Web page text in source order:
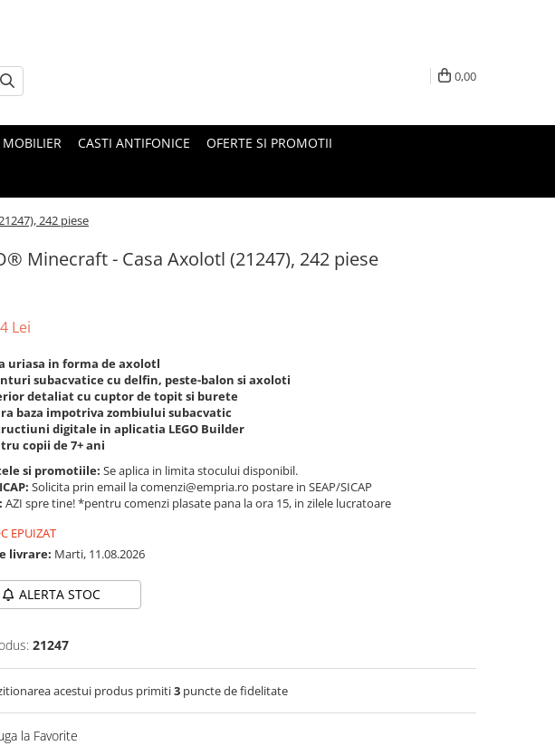
0,00
MOBILIER CASTI ANTIFONICE OFERTE SI PROMOTII
242 piese
Minecraft - Casa Axolotl (21247), 242 piese
Lei
uriasa in forma de axolotl
subacvatice cu delfin, peste-balon si axoloti
detaliat cu cuptor de topit si burete
baza impotriva zombiului subacvatic
digitale in aplicatia LEGO Builder
copii de 7+ ani
si promotiile: Se aplica in limita stocului disponibil.
Solicita prin email la comenzi@empria.ro postare in SEAP/SICAP
AZI spre tine! *pentru comenzi plasate pana la ora 15, in zilele lucratoare
EPUIZAT
livrare: Marti, 11.08.2026
ALERTA STOC
21247
acestui produs primiti3 puncte de fidelitate
la Favorite